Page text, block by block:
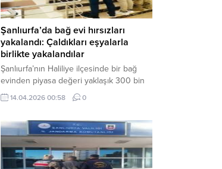
Şanlıurfa’da bağ evi hırsızları
yakalandı: Çaldıkları eşyalarla
birlikte yakalandılar
Şanlıurfa’nın Haliliye ilçesinde bir bağ
evinden piyasa değeri yaklaşık 300 bin
TL olan eşyaları çalan şüpheliler,
jandarmanın başarılı operasyonuyla
şüpheliden 2’si tutuklanarak cezaevine
gönderildi. Haber Merkezi – Şanlıurfa İl
Jandarma Komutanlığı, “Faili Meçhul
Hırsızlık Olaylarının Aydınlatılmasına”
14.04.2026 00:58 0